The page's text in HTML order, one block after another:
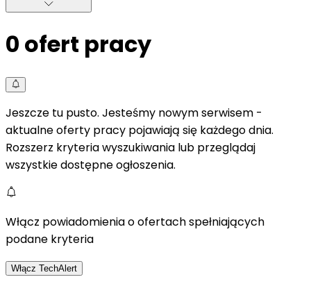
0 ofert pracy
Jeszcze tu pusto. Jesteśmy nowym serwisem -
aktualne oferty pracy pojawiają się każdego dnia.
Rozszerz kryteria wyszukiwania lub przeglądaj
wszystkie dostępne ogłoszenia.
Włącz powiadomienia o ofertach spełniających
podane kryteria
Włącz TechAlert